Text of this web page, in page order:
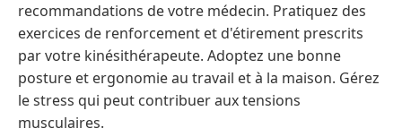
recommandations de votre médecin. Pratiquez des
exercices de renforcement et d'étirement prescrits
par votre kinésithérapeute. Adoptez une bonne
posture et ergonomie au travail et à la maison. Gérez
le stress qui peut contribuer aux tensions
musculaires.